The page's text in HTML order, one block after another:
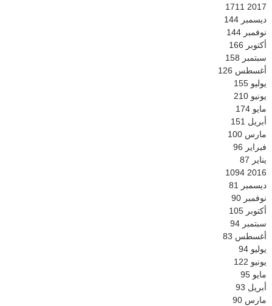
2017
1711
ديسمبر 144
نوفمبر 144
أكتوبر 166
سبتمبر 158
أغسطس 126
يوليو 155
يونيو 210
مايو 174
أبريل 151
مارس 100
فبراير 96
يناير 87
2016
1094
ديسمبر 81
نوفمبر 90
أكتوبر 105
سبتمبر 94
أغسطس 83
يوليو 94
يونيو 122
مايو 95
أبريل 93
مارس 90